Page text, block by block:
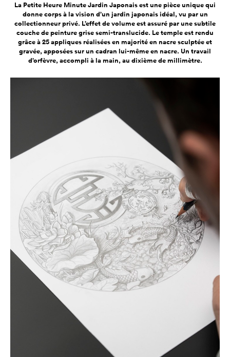
La Petite Heure Minute Jardin Japonais est une pièce unique qui
donne corps à la vision d’un jardin japonais idéal, vu par un
collectionneur privé. L’effet de volume est assuré par une subtile
couche de peinture grise semi-translucide. Le temple est rendu
grâce à 25 appliques réalisées en majorité en nacre sculptée et
gravée, apposées sur un cadran lui-même en nacre. Un travail
d’orfèvre, accompli à la main, au dixième de millimètre.